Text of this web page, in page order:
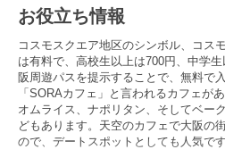
お役立ち情報
コスモスクエア地区のシンボル、コス
は有料で、高校生以上は700円、中学
阪周遊パスを提示することで、無料で
「SORAカフェ」と言われるカフェが
オムライス、ナポリタン、そしてベー
どもあります。天空のカフェで大阪の
ので、デートスポットとしても人気です